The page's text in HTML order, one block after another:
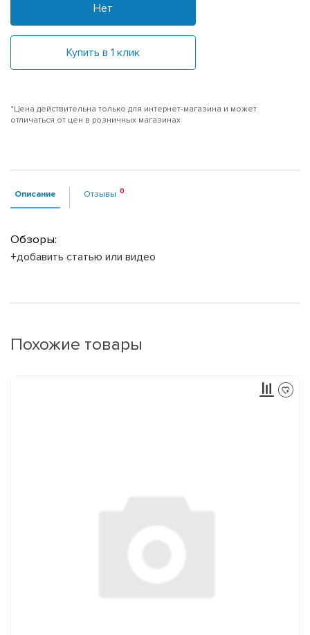
Нет
Купить в 1 клик
*Цена действительна только для интернет-магазина и может
отличаться от цен в розничных магазинах
Описание Отзывы
Обзоры:
+добавить статью или видео
Похожие товары